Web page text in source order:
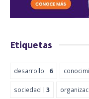
Etiquetas
desarrollo 6
sociedad 3